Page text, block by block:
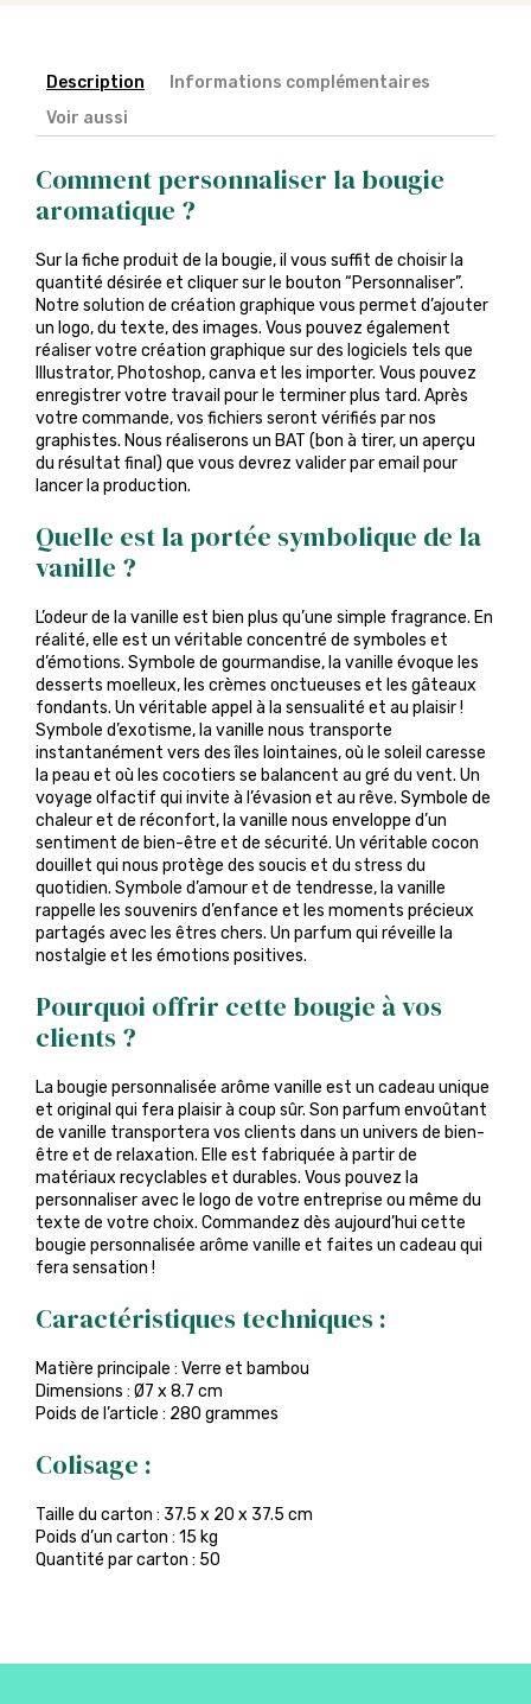
Description
Informations complémentaires
Voir aussi
Comment personnaliser la bougie
aromatique ?
Sur la fiche produit de la bougie, il vous suffit de choisir la
quantité désirée et cliquer sur le bouton “Personnaliser”.
Notre solution de création graphique vous permet d’ajouter
un logo, du texte, des images. Vous pouvez également
réaliser votre création graphique sur des logiciels tels que
Illustrator, Photoshop, canva et les importer. Vous pouvez
enregistrer votre travail pour le terminer plus tard. Après
votre commande, vos fichiers seront vérifiés par nos
graphistes. Nous réaliserons un BAT (bon à tirer, un aperçu
du résultat final) que vous devrez valider par email pour
lancer la production.
Quelle est la portée symbolique de la
vanille ?
L’odeur de la vanille est bien plus qu’une simple fragrance. En
réalité, elle est un véritable concentré de symboles et
d’émotions. Symbole de gourmandise, la vanille évoque les
desserts moelleux, les crèmes onctueuses et les gâteaux
fondants. Un véritable appel à la sensualité et au plaisir !
Symbole d’exotisme, la vanille nous transporte
instantanément vers des îles lointaines, où le soleil caresse
la peau et où les cocotiers se balancent au gré du vent. Un
voyage olfactif qui invite à l’évasion et au rêve. Symbole de
chaleur et de réconfort, la vanille nous enveloppe d’un
sentiment de bien-être et de sécurité. Un véritable cocon
douillet qui nous protège des soucis et du stress du
quotidien. Symbole d’amour et de tendresse, la vanille
rappelle les souvenirs d’enfance et les moments précieux
partagés avec les êtres chers. Un parfum qui réveille la
nostalgie et les émotions positives.
Pourquoi offrir cette bougie à vos
clients ?
La bougie personnalisée arôme vanille est un cadeau unique
et original qui fera plaisir à coup sûr. Son parfum envoûtant
de vanille transportera vos clients dans un univers de bien-
être et de relaxation. Elle est fabriquée à partir de
matériaux recyclables et durables. Vous pouvez la
personnaliser avec le logo de votre entreprise ou même du
texte de votre choix. Commandez dès aujourd’hui cette
bougie personnalisée arôme vanille et faites un cadeau qui
fera sensation !
Caractéristiques techniques :
Matière principale : Verre et bambou
Dimensions : Ø7 x 8.7 cm
Poids de l’article : 280 grammes
Colisage :
Taille du carton : 37.5 x 20 x 37.5 cm
Poids d’un carton : 15 kg
Quantité par carton : 50